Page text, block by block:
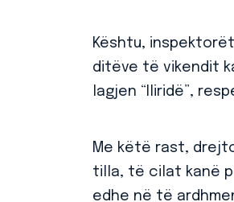
Kështu,
ditëve të vikendit
lagjen “Iliridë”,
Me këtë rast,
tilla, të cilat kanë
edhe në të